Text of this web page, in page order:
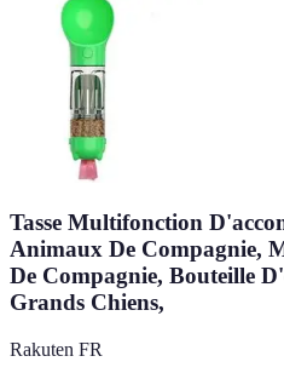
Tasse Multifonction
Animaux De Compagnie,
De Compagnie, Bouteille
Grands Chiens,
Rakuten FR